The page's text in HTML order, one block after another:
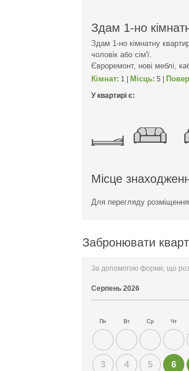
Здам 1-но
Здам 1-но кімнатну
чоловік або сім'ї.
Євроремонт, нові меблі,
Кімнат: 1 | Місць: 5 |
У квартирі є:
Місце
Для перегляду розміщення
Забронювати
За допомогою форми, що
Серпень 2026
Пн Вт Ср Чт
3 4 5 6